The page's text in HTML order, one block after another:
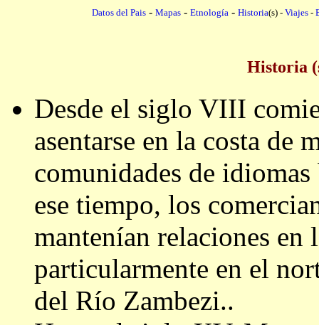
Datos del Pais- Mapas- Etnología - Historia(s) - Viajes-
Historia
Desde el siglo VIII
asentarse en la costa de
comunidades de idiomas
ese tiempo, los
mantenían relaciones en
particularmente en el
del Río Zambezi..